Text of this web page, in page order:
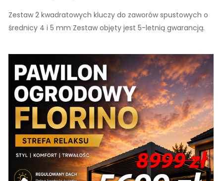
Zestaw 2 kwadratowych kluczy do zaworów spustowych o
średnicy 4 i 5 mm Zestaw objęty jest 5-letnią gwarancją.